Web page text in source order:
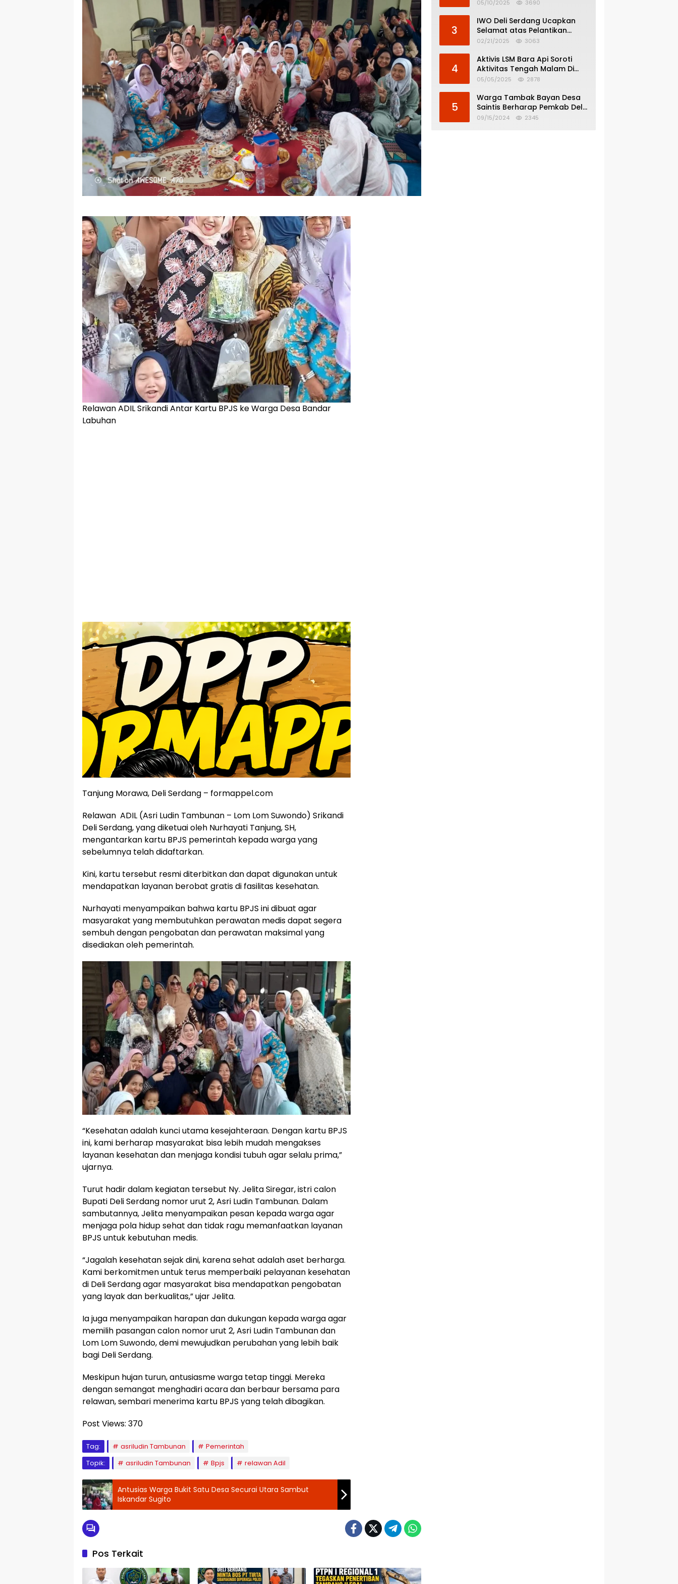
Relawan ADIL Srikandi Antar Kartu BPJS ke Warga Desa Bandar
Labuhan
Tanjung Morawa, Deli Serdang – formappel.com
Relawan ADIL (Asri Ludin Tambunan – Lom Lom Suwondo) Srikandi
Deli Serdang, yang diketuai oleh Nurhayati Tanjung, SH,
mengantarkan kartu BPJS pemerintah kepada warga yang
sebelumnya telah didaftarkan.
Kini, kartu tersebut resmi diterbitkan dan dapat digunakan untuk
mendapatkan layanan berobat gratis di fasilitas kesehatan.
Nurhayati menyampaikan bahwa kartu BPJS ini dibuat agar
masyarakat yang membutuhkan perawatan medis dapat segera
sembuh dengan pengobatan dan perawatan maksimal yang
disediakan oleh pemerintah.
“Kesehatan adalah kunci utama kesejahteraan. Dengan kartu BPJS
ini, kami berharap masyarakat bisa lebih mudah mengakses
layanan kesehatan dan menjaga kondisi tubuh agar selalu prima,”
ujarnya.
Turut hadir dalam kegiatan tersebut Ny. Jelita Siregar, istri calon
Bupati Deli Serdang nomor urut 2, Asri Ludin Tambunan. Dalam
sambutannya, Jelita menyampaikan pesan kepada warga agar
menjaga pola hidup sehat dan tidak ragu memanfaatkan layanan
BPJS untuk kebutuhan medis.
“Jagalah kesehatan sejak dini, karena sehat adalah aset berharga.
Kami berkomitmen untuk terus memperbaiki pelayanan kesehatan
di Deli Serdang agar masyarakat bisa mendapatkan pengobatan
yang layak dan berkualitas,” ujar Jelita.
Ia juga menyampaikan harapan dan dukungan kepada warga agar
memilih pasangan calon nomor urut 2, Asri Ludin Tambunan dan
Lom Lom Suwondo, demi mewujudkan perubahan yang lebih baik
bagi Deli Serdang.
Meskipun hujan turun, antusiasme warga tetap tinggi. Mereka
dengan semangat menghadiri acara dan berbaur bersama para
relawan, sembari menerima kartu BPJS yang telah dibagikan.
Post Views: 370
Tag: asriludin Tambunan
Pemerintah
Topik:
asriludin Tambunan Bpjs relawan Adil
Antusias Warga Bukit Satu Desa Securai Utara Sambut
Iskandar Sugito
Pos Terkait
05/10/2025 3690
3
IWO Deli Serdang Ucapkan
Selamat atas Pelantikan
Bupati dan Wakil Bupati Deli
02/21/2025 3063
4
Aktivis LSM Bara Api Soroti
Aktivitas Tengah Malam Di
SPBU 14.213.228 Bandar Tinggi
05/05/2025 2878
5
Warga Tambak Bayan Desa
Saintis Berharap Pemkab Deli
Serdang Atasi Banjir
09/15/2024 2345